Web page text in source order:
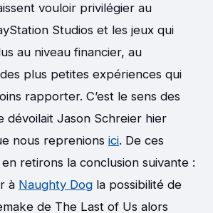
vouloir privilégier au
Studios et les jeux qui
au niveau financier, au
plus petites expériences qui
rapporter. C’est le sens des
dévoilait Jason Schreier hier
nous reprenions ici. De ces
retirons la conclusion suivante :
à Naughty Dog la possibilité de
de The Last of Us alors